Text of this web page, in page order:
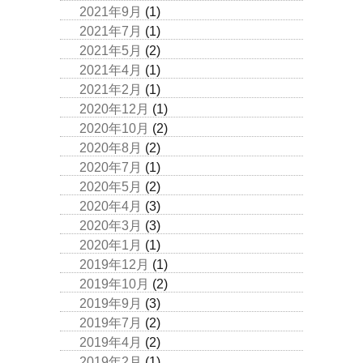
2021年9月 (1)
2021年7月 (1)
2021年5月 (2)
2021年4月 (1)
2021年2月 (1)
2020年12月 (1)
2020年10月 (2)
2020年8月 (2)
2020年7月 (1)
2020年5月 (2)
2020年4月 (3)
2020年3月 (3)
2020年1月 (1)
2019年12月 (1)
2019年10月 (2)
2019年9月 (3)
2019年7月 (2)
2019年4月 (2)